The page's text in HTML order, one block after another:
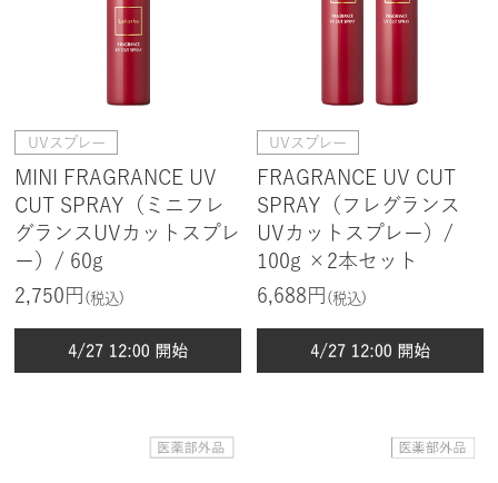
UVスプレー
MINI FRAGRANCE UV
CUT SPRAY（ミニフレ
グランスUVカットスプレ
ー）/ 60g
2,750円 (税込)
UVスプレー
FRAGRANCE UV CUT
SPRAY（フレグランス
UVカットスプレー）/
100g ×2本セット
6,688円 (税込)